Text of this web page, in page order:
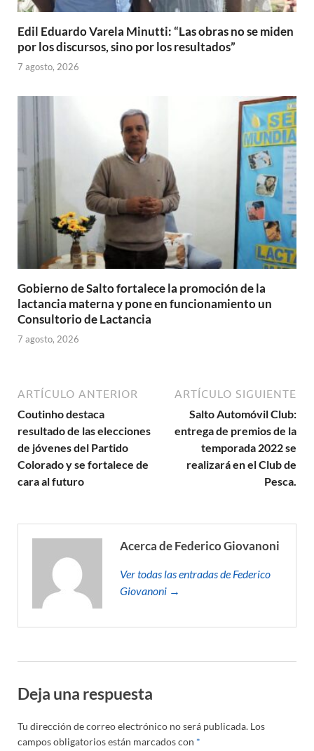
Edil Eduardo Varela Minutti: “Las obras no se miden
por los discursos, sino por los resultados”
7 agosto, 2026
Gobierno de Salto fortalece la promoción de la
lactancia materna y pone en funcionamiento un
Consultorio de Lactancia
7 agosto, 2026
ARTÍCULO ANTERIOR
Coutinho destaca
resultado de las elecciones
de jóvenes del Partido
Colorado y se fortalece de
cara al futuro
ARTÍCULO SIGUIENTE
Salto Automóvil Club:
entrega de premios de la
temporada 2022 se
realizará en el Club de
Pesca.
Acerca de Federico Giovanoni
Ver todas las entradas de Federico
Giovanoni →
Deja una respuesta
Tu dirección de correo electrónico no será publicada. Los
campos obligatorios están marcados con *